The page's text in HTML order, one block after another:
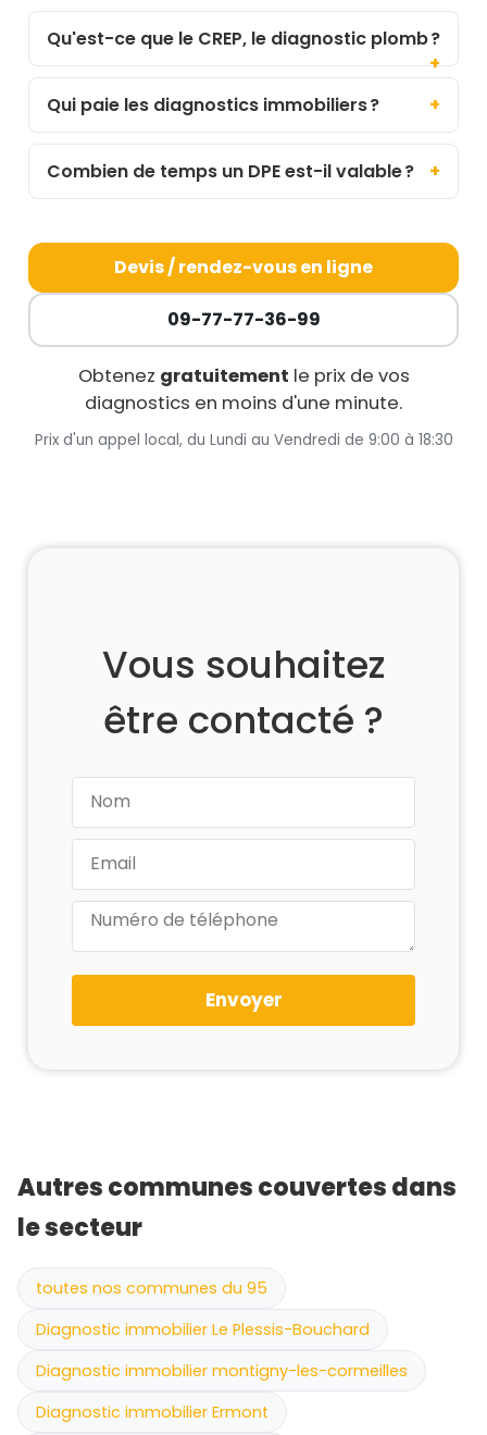
Qu'est-ce que le CREP, le diagnostic plomb ?
Qui paie les diagnostics immobiliers ?
Combien de temps un DPE est-il valable ?
Devis / rendez-vous en ligne
09-77-77-36-99
Obtenez gratuitement le prix de vos
diagnostics en moins d'une minute.
Prix d'un appel local, du Lundi au Vendredi de 9:00 à 18:30
Vous souhaitez
être contacté ?
Envoyer
Autres communes couvertes dans
le secteur
toutes nos communes du 95
Diagnostic immobilier Le Plessis-Bouchard
Diagnostic immobilier montigny-les-cormeilles
Diagnostic immobilier Ermont